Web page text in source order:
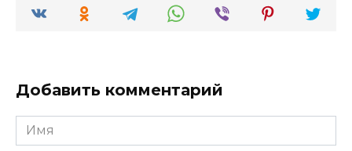
Добавить комментарий
Имя
*